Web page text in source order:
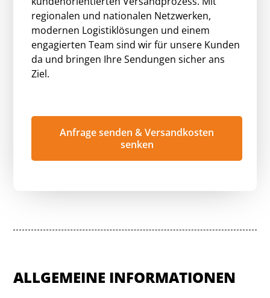
regionalen und nationalen Netzwerken,
modernen Logistiklösungen und einem
engagierten Team sind wir für unsere Kunden
da und bringen Ihre Sendungen sicher ans
Ziel.
Anfrage senden & Versandkosten
senken
ALLGEMEINE INFORMATIONEN